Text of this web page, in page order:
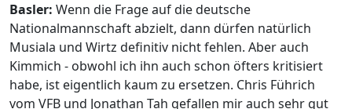
Basler: Wenn die Frage auf die deutsche
Nationalmannschaft abzielt, dann dürfen natürlich
Musiala und Wirtz definitiv nicht fehlen. Aber auch
Kimmich - obwohl ich ihn auch schon öfters kritisiert
habe, ist eigentlich kaum zu ersetzen. Chris Führich
vom VFB und Jonathan Tah gefallen mir auch sehr gut